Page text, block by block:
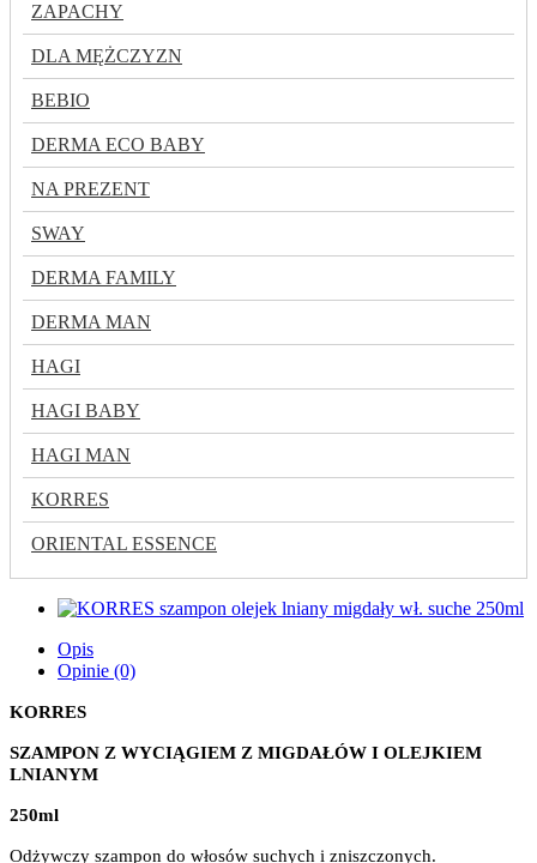
ZAPACHY
DLA MĘŻCZYZN
BEBIO
DERMA ECO BABY
NA PREZENT
SWAY
DERMA FAMILY
DERMA MAN
HAGI
HAGI BABY
HAGI MAN
KORRES
ORIENTAL ESSENCE
Opis
Opinie (0)
KORRES
SZAMPON Z WYCIĄGIEM Z MIGDAŁÓW I OLEJKIEM
LNIANYM
250ml
Odżywczy szampon do włosów suchych i zniszczonych.